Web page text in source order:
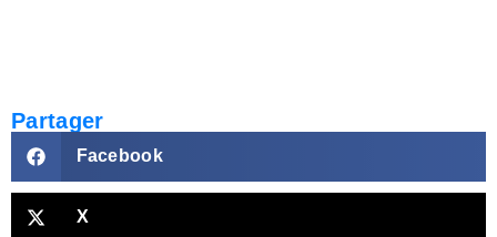
Partager
Facebook
X